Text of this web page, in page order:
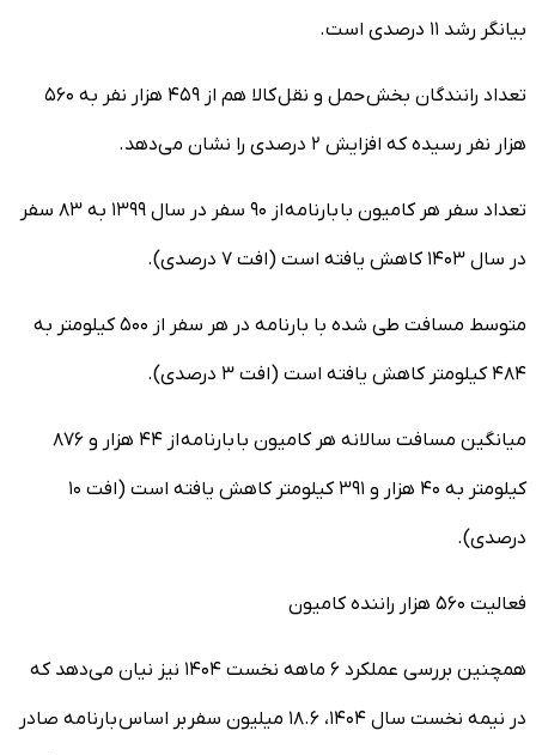
بیانگر رشد ۱۱ درصدی است.
تعداد رانندگان بخش حمل و نقل کالا هم از ۴۵۹ هزار نفر به ۵۶۰
هزار نفر رسیده که افزایش ۲ درصدی را نشان می‌دهد.
تعداد سفر هر کامیون با بارنامه از ۹۰ سفر در سال ۱۳۹۹ به ۸۳ سفر
در سال ۱۴۰۳ کاهش یافته است (افت ۷ درصدی).
متوسط مسافت طی شده با بارنامه در هر سفر از ۵۰۰ کیلومتر به
۴۸۴ کیلومتر کاهش یافته است (افت ۳ درصدی).
میانگین مسافت سالانه هر کامیون با بارنامه از ۴۴ هزار و ۸۷۶
کیلومتر به ۴۰ هزار و ۳۹۱ کیلومتر کاهش یافته است (افت ۱۰
درصدی).
فعالیت ۵۶۰ هزار راننده کامیون
همچنین بررسی عملکرد ۶ ماهه نخست ۱۴۰۴ نیز نیان می‌دهد که
در نیمه نخست سال ۱۴۰۴، ۱۸.۶ میلیون سفر بر اساس بارنامه صادر